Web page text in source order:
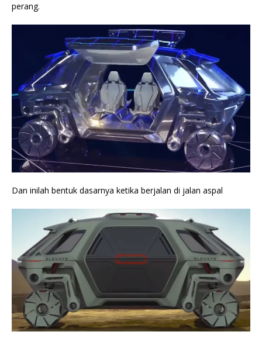
perang.
Dan inilah bentuk dasarnya ketika berjalan di jalan aspal